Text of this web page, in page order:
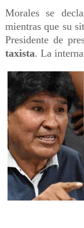
Morales se
mientras que su
Presidente de
taxista. La